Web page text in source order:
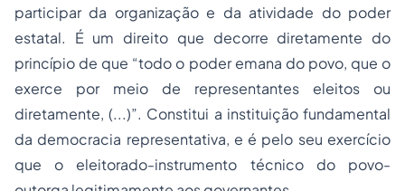
participar da organização e da atividade do poder
estatal. É um direito que decorre diretamente do
princípio de que “todo o poder emana do povo, que o
exerce por meio de representantes eleitos ou
diretamente, (...)”. Constitui a instituição fundamental
da democracia representativa, e é pelo seu exercício
que o eleitorado-instrumento técnico do povo-